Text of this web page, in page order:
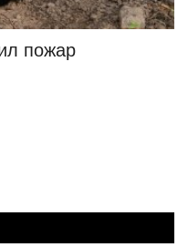
пожар